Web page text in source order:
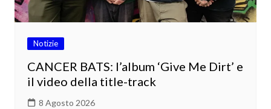
Notizie
CANCER BATS: l’album ‘Give Me Dirt’ e
il video della title-track
8 Agosto 2026